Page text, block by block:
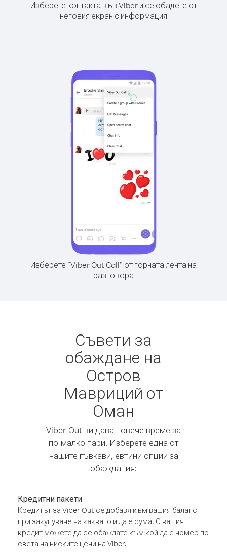
Изберете контакта във Viber и се обадете от
неговия екран с информация
Изберете “Viber Out Call” от горната лента на
разговора
Съвети за
обаждане на
Остров
Мавриций от
Оман
Viber Out ви дава повече време за
по-малко пари. Изберете една от
нашите гъвкави, евтини опции за
обаждания:
Кредитни пакети
Кредитът за Viber Out се добавя към вашия баланс
при закупуване на каквато и да е сума. С вашия
кредит можете да се обаждате към кой да е номер по
света на ниските цени на Viber.